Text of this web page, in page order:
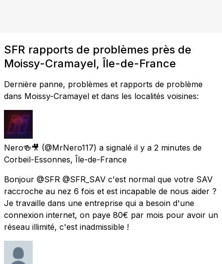
SFR rapports de problèmes près de
Moissy-Cramayel, Île-de-France
Dernière panne, problèmes et rapports de problème
dans Moissy-Cramayel et dans les localités voisines:
Nero🍻🎥 (@MrNero117) a signalé il y a 2 minutes de
Corbeil-Essonnes, Île-de-France
Bonjour @SFR @SFR_SAV c'est normal que votre SAV
raccroche au nez 6 fois et est incapable de nous aider ?
Je travaille dans une entreprise qui a besoin d'une
connexion internet, on paye 80€ par mois pour avoir un
réseau illimité, c'est inadmissible !